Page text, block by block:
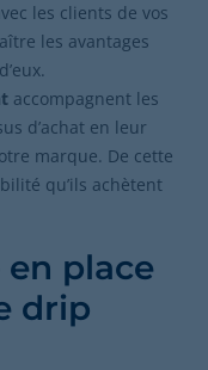
les clients de vos
les avantages
accompagnent les
d’achat en leur
marque. De cette
qu’ils achètent
place
drip